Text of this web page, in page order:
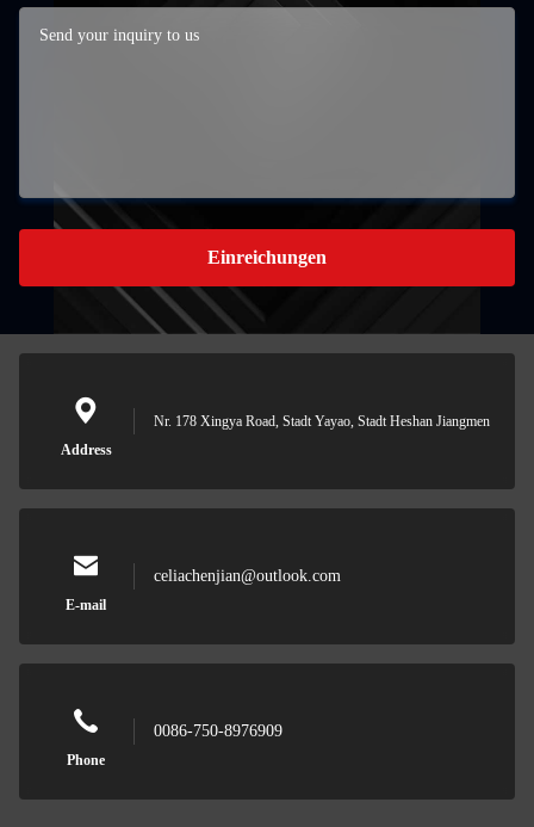
Einreichungen
Address
Nr. 178 Xingya Road, Stadt Yayao, Stadt Heshan Jiangmen
E-mail
celiachenjian@outlook.com
Phone
0086-750-8976909